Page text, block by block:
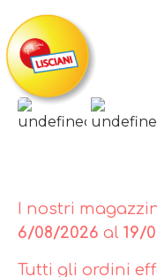
I nostri
6/08/2026 al 19/
Tutti gli ordini